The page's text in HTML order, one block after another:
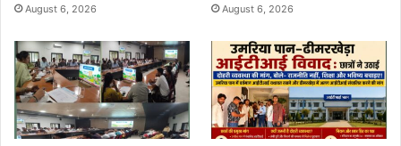
August 6, 2026 August 6, 2026